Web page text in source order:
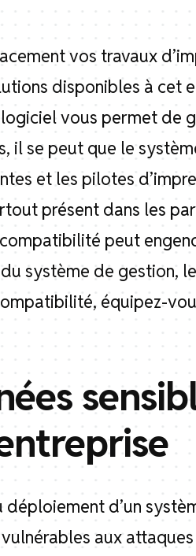
vos travaux
disponibles à
vous permet de
il se peut que le
et les pilotes
présent dans les
peut
système de gestion,
équipez-
d’un
aux